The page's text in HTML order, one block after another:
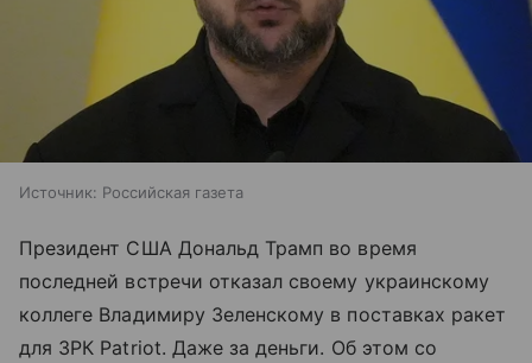
Источник: Российская газета
Президент США Дональд Трамп во время
последней встречи отказал своему украинскому
коллеге Владимиру Зеленскому в поставках ракет
для ЗРК Patriot. Даже за деньги. Об этом со